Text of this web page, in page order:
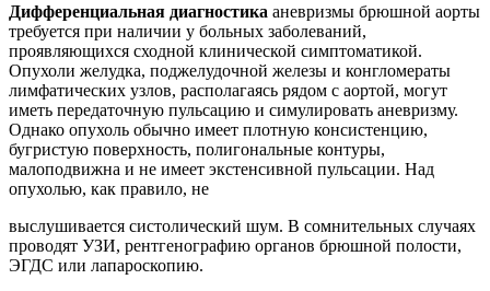
Дифференциальная диагностика аневризмы брюшной аорты
требуется при наличии у больных заболеваний,
проявляющихся сходной клинической симптоматикой.
Опухоли желудка, поджелудочной железы и конгломераты
лимфатических узлов, располагаясь рядом с аортой, могут
иметь передаточную пульсацию и симулировать аневризму.
Однако опухоль обычно имеет плотную консистенцию,
бугристую поверхность, полигональные контуры,
малоподвижна и не имеет экстенсивной пульсации. Над
опухолью, как правило, не
выслушивается систолический шум. В сомнительных случаях
проводят УЗИ, рентгенографию органов брюшной полости,
ЭГДС или лапароскопию.